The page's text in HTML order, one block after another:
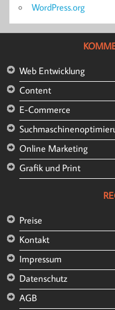
WordPress.org
Web Entwicklung
Content
E-Commerce
Online Marketing
Grafik und Print
Preise
Kontakt
Impressum
Datenschutz
AGB